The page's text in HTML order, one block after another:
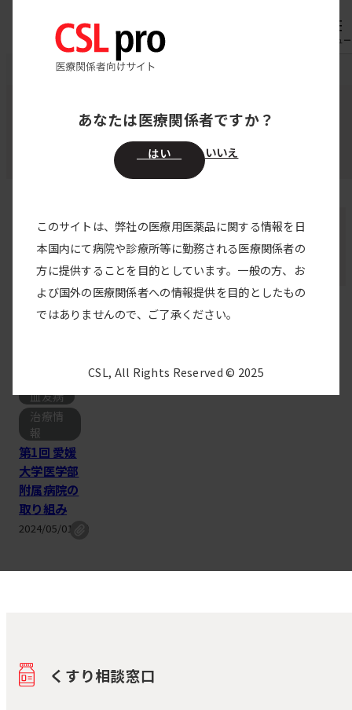
メニュー
CSL pro 著者・監修者
監修者・登壇者・著者
中尾 綾 先生
愛媛大学大学院医学系研究科 血液・免疫・感染
症内科学 臨床心理士
中尾 綾 先生の記事
血友病
治療情
報
第1回 愛媛
大学医学部
附属病院の
取り組み
2024/05/01(水)
くすり相談窓口
あなたは医療関係者ですか？
はい いいえ
このサイトは、弊社の医療用医薬品に関する情報を日
本国内にて病院や診療所等に勤務される医療関係者の
方に提供することを目的としています。一般の方、お
よび国外の医療関係者への情報提供を目的としたもの
ではありませんので、ご了承ください。
CSL, All Rights Reserved © 2025